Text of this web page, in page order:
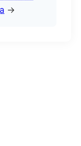
→